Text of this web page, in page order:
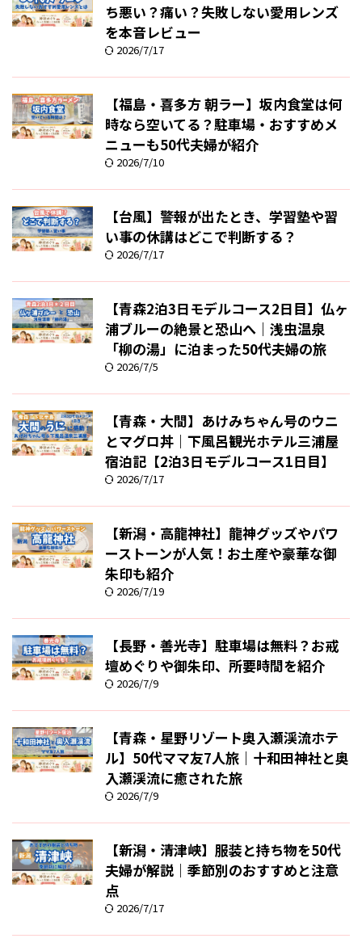
ち悪い？痛い？失敗しない愛用レンズ
を本音レビュー
2026/7/17
【福島・喜多方 朝ラー】坂内食堂は何
時なら空いてる？駐車場・おすすめメ
ニューも50代夫婦が紹介
2026/7/10
【台風】警報が出たとき、学習塾や習
い事の休講はどこで判断する？
2026/7/17
【青森2泊3日モデルコース2日目】仏ヶ
浦ブルーの絶景と恐山へ｜浅虫温泉
「柳の湯」に泊まった50代夫婦の旅
2026/7/5
【青森・大間】あけみちゃん号のウニ
とマグロ丼｜下風呂観光ホテル三浦屋
宿泊記【2泊3日モデルコース1日目】
2026/7/17
【新潟・高龍神社】龍神グッズやパワ
ーストーンが人気！お土産や豪華な御
朱印も紹介
2026/7/19
【長野・善光寺】駐車場は無料？お戒
壇めぐりや御朱印、所要時間を紹介
2026/7/9
【青森・星野リゾート奥入瀬渓流ホテ
ル】50代ママ友7人旅｜十和田神社と奥
入瀬渓流に癒された旅
2026/7/9
【新潟・清津峡】服装と持ち物を50代
夫婦が解説｜季節別のおすすめと注意
点
2026/7/17